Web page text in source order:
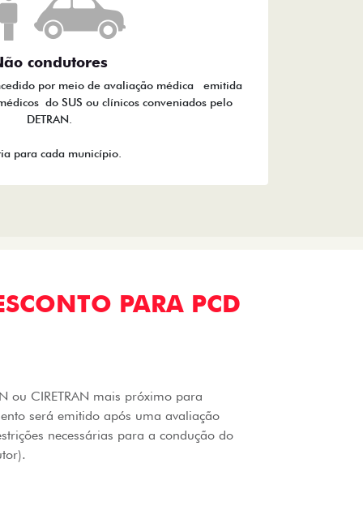
condutores
por meio de avaliação médica emitida
do SUS ou clínicos conveniados pelo
DETRAN.
para cada município.
PARA PCD
ou CIRETRAN mais próximo para
será emitido após uma avaliação
necessárias para a condução do